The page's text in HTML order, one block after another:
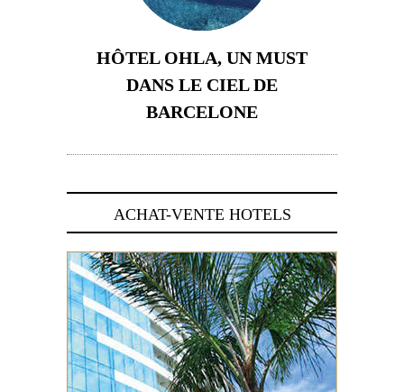
HÔTEL OHLA, UN MUST
DANS LE CIEL DE
BARCELONE
ACHAT-VENTE HOTELS